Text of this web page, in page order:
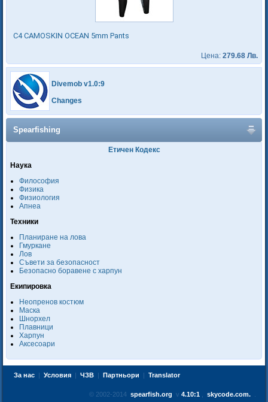
C4 CAMOSKIN OCEAN 5mm Pants
Цена: 279.68 Лв.
Divemob v1.0:9
Changes
Spearfishing
Етичен Кодекс
Наука
Философия
Физика
Физиология
Апнеа
Техники
Планиране на лова
Гмуркане
Лов
Съвети за безопасност
Безопасно боравене с харпун
Екипировка
Неопренов костюм
Маска
Шнорхел
Плавници
Харпун
Аксесоари
За нас | Условия | ЧЗВ | Партньори | Translator
© 2002-2014 spearfish.org v 4.10:1 skycode.com.